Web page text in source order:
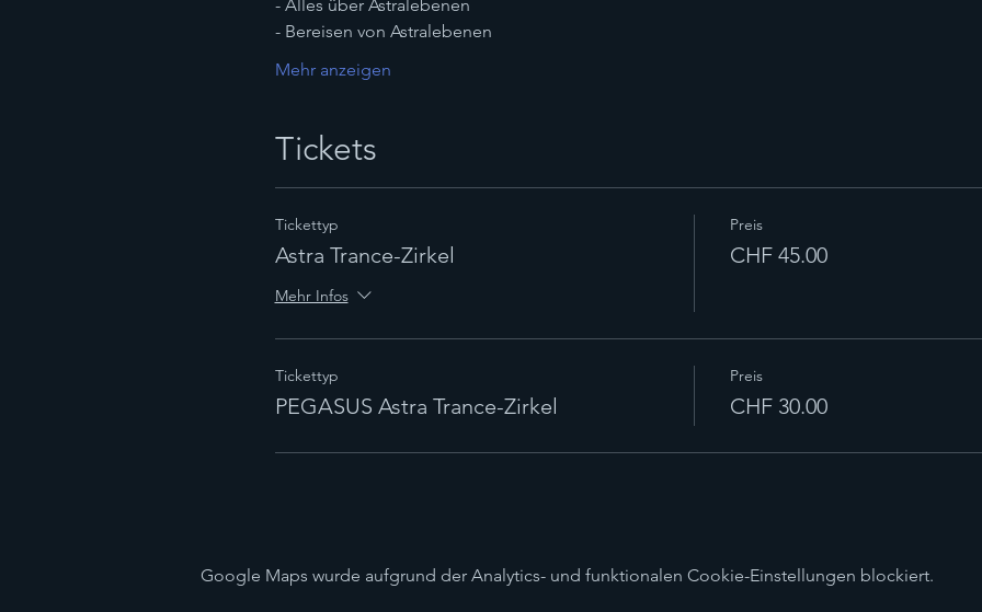
- Alles über Astralebenen
- Bereisen von Astralebenen
Mehr anzeigen
Tickets
Tickettyp
Astra Trance-Zirkel
Mehr Infos
Preis
CHF 45.00
Tickettyp
PEGASUS Astra Trance-Zirkel
Preis
CHF 30.00
Google Maps wurde aufgrund der Analytics- und funktionalen Cookie-Einstellungen blockiert.